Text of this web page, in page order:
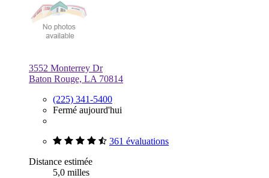
3552 Monterrey Dr
Baton Rouge, LA 70814
(225) 341-5400
Fermé aujourd'hui
361 évaluations
Distance estimée
5,0 milles